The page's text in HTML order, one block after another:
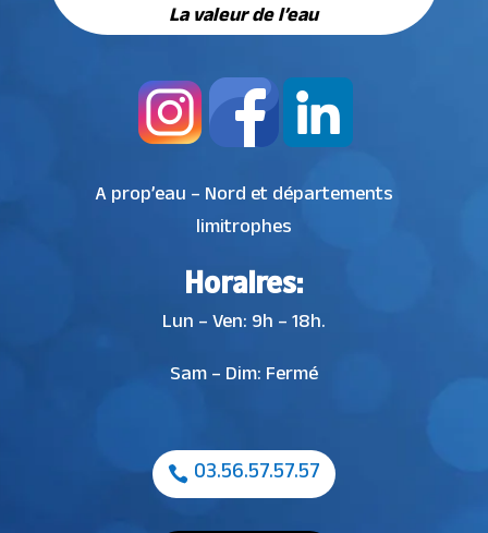
La valeur de l’eau
A prop’eau – Nord et départements
limitrophes
Horaires:
Lun – Ven: 9h – 18h.
Sam – Dim: Fermé
03.56.57.57.57